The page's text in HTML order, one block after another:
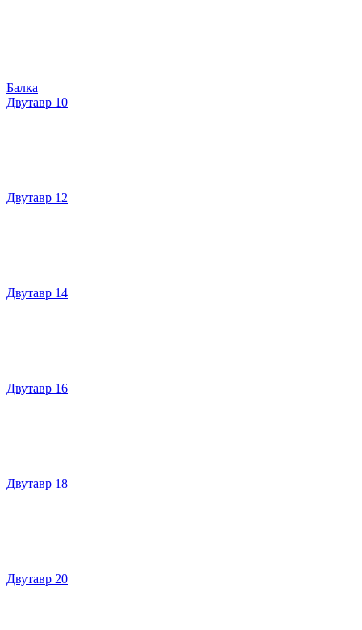
Балка
Двутавр 10
Двутавр 12
Двутавр 14
Двутавр 16
Двутавр 18
Двутавр 20